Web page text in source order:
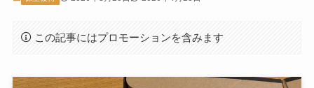
この記事にはプロモーションを含みます